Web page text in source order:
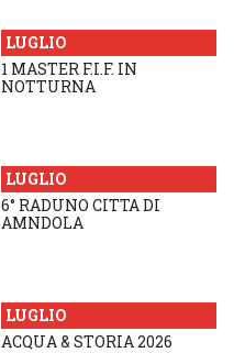
LUGLIO
1 MASTER F.I.F. IN
NOTTURNA
LUGLIO
6° RADUNO CITTA DI
AMNDOLA
LUGLIO
ACQUA & STORIA 2026